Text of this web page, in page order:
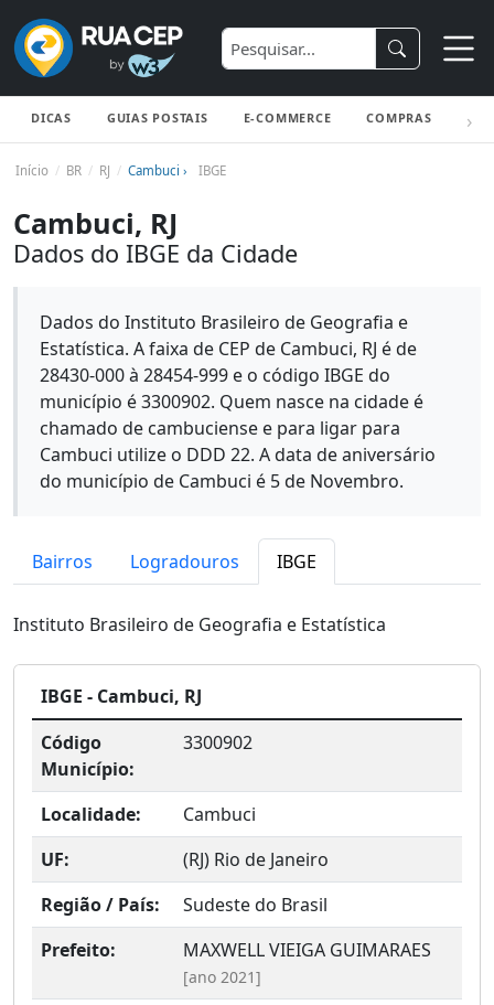
DICAS GUIAS POSTAIS E-COMMERCE COMPRAS
Início BR RJ Cambuci › IBGE
Cambuci, RJ
Dados do IBGE da Cidade
Dados do Instituto Brasileiro de Geografia e
Estatística. A faixa de CEP de Cambuci, RJ é de
28430-000 à 28454-999 e o código IBGE do
município é 3300902. Quem nasce na cidade é
chamado de cambuciense e para ligar para
Cambuci utilize o DDD 22. A data de aniversário
do município de Cambuci é 5 de Novembro.
Bairros Logradouros IBGE
Instituto Brasileiro de Geografia e Estatística
IBGE - Cambuci, RJ
Código
Município:
3300902
Localidade:
Cambuci
UF:
(RJ) Rio de Janeiro
Região / País:
Sudeste do Brasil
Prefeito:
MAXWELL VIEIGA GUIMARAES
[ano 2021]